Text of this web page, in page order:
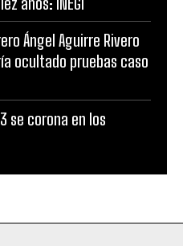
Ángel Aguirre Rivero
ocultado pruebas caso
se corona en los